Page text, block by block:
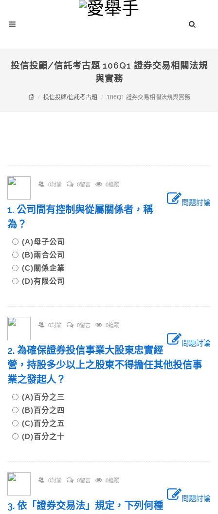
投信投顧/信託考古題 106Q1 證券交易相關法規
與實務
投信投顧/信託考古題 106Q1 證券交易相關法規與實務
0討論 0留言 0追蹤
問題討論
1. 公司間有控制與從屬關係者，稱
為？
(A)母子公司
(B)兩合公司
(C)關係企業
(D)有限公司
0討論 0留言 0追蹤
問題討論
2. 為確保證券投信事業大股東忠實經
營，持股多少以上之股東不得擔任其他投信事
業之發起人？
(A)百分之三
(B)百分之四
(C)百分之五
(D)百分之十
0討論 0留言 0追蹤
問題討論
3. 依「證券交易法」規定，下列何種